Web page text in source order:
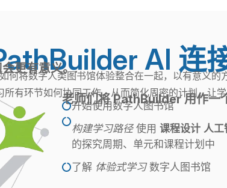
AI 连
更有意义。.
何将数字人类图书馆体验整合在一起，以有意义
所有环节如何协同工作，从而简化周密的计划，让
老师们将 PathBuilder 用作一
开始使用数字人图书馆

构建学习路径使用课程设计 人工
的探究周期、单元和课程计划中
了解 体验式学习数字人图书馆